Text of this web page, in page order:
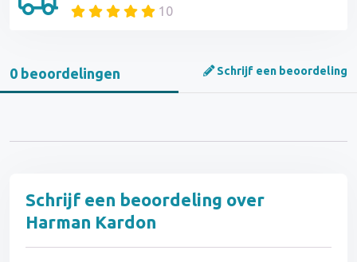
10
0 beoordelingen Schrijf een beoordeling
Schrijf een beoordeling over
Harman Kardon